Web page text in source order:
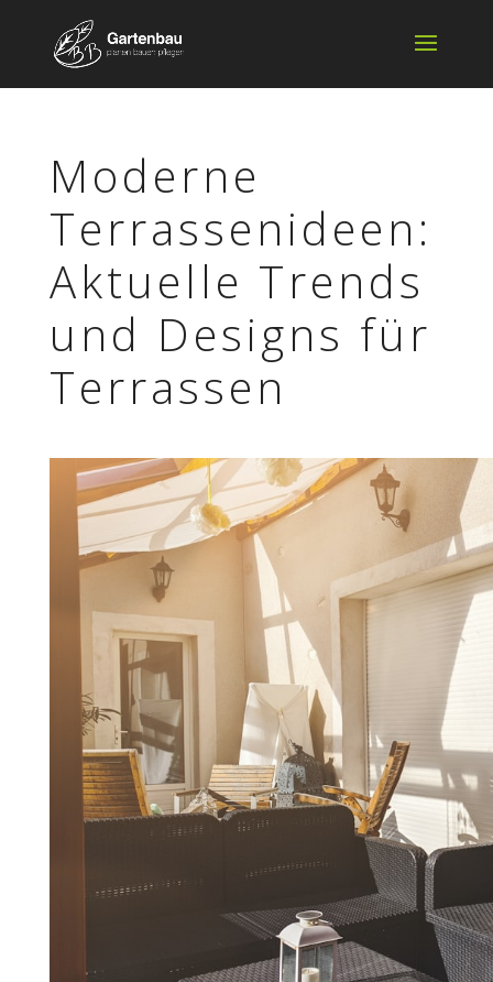
Moderne
Terras­sen­ideen:
Aktu­elle Trends
und Designs für
Terrassen